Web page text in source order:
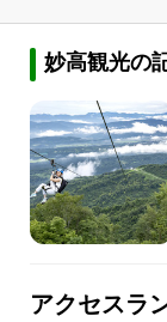
妙高観光の
アクセスラ